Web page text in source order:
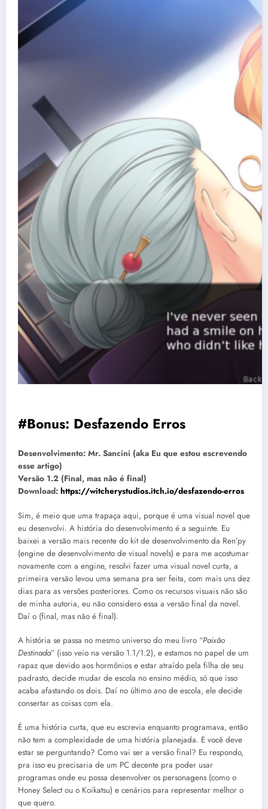
#Bonus: Desfazendo Erros
Desenvolvimento: Mr. Sancini (aka Eu que estou escrevendo
esse artigo)
Versão 1.2 (Final, mas não é final)
Download: https://witcherystudios.itch.io/desfazendo-erros
Sim, é meio que uma trapaça aqui, porque é uma visual novel que
eu desenvolvi. A história do desenvolvimento é a seguinte. Eu
baixei a versão mais recente do kit de desenvolvimento da Ren’py
(engine de desenvolvimento de visual novels) e para me acostumar
novamente com a engine, resolvi fazer uma visual novel curta, a
primeira versão levou uma semana pra ser feita, com mais uns dez
dias para as versões posteriores. Como os recursos visuais não são
de minha autoria, eu não considero essa a versão final da novel.
Daí o (final, mas não é final).
A história se passa no mesmo universo do meu livro “Paixão
Destinada” (isso veio na versão 1.1/1.2), e estamos no papel de um
rapaz que devido aos hormônios e estar atraído pela filha de seu
padrasto, decide mudar de escola no ensino médio, só que isso
acaba afastando os dois. Daí no último ano de escola, ele decide
consertar as coisas com ela.
É uma história curta, que eu escrevia enquanto programava, então
não tem a complexidade de uma história planejada. E você deve
estar se perguntando? Como vai ser a versão final? Eu respondo,
pra isso eu precisaria de um PC decente pra poder usar
programas onde eu possa desenvolver os personagens (como o
Honey Select ou o Koikatsu) e cenários para representar melhor o
que quero.